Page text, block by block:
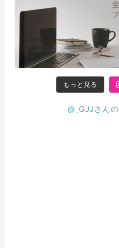
もっと見る
@_GJJさん